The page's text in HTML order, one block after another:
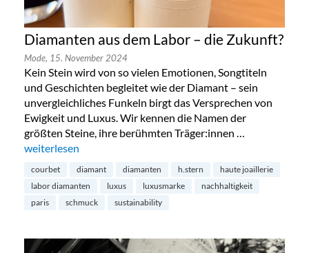
Diamanten aus dem Labor – die Zukunft?
Mode, 15. November 2024
Kein Stein wird von so vielen Emotionen, Songtiteln
und Geschichten begleitet wie der Diamant – sein
unvergleichliches Funkeln birgt das Versprechen von
Ewigkeit und Luxus. Wir kennen die Namen der
größten Steine, ihre berühmten Träger:innen …
„Diamanten aus dem Labor – die Zukunft?“
weiterlesen
courbet diamant diamanten h.stern
haute joaillerie
labor diamanten
luxus luxusmarke
nachhaltigkeit
paris
schmuck sustainability